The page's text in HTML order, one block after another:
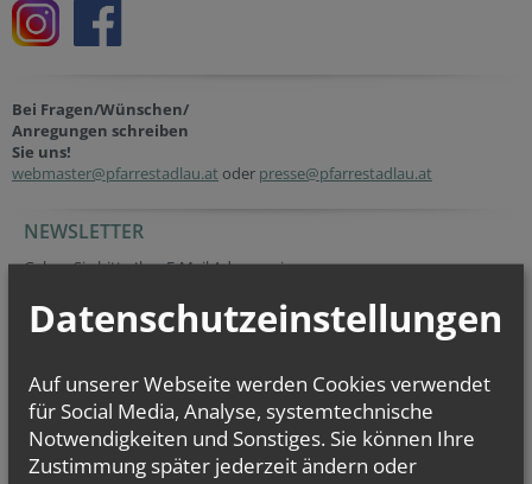
Bei Fragen/Wünschen/
Anregungen schreiben
Sie uns!
webmaster@pfarrestadlau.at oder presse@pfarrestadlau.at
Secondary phone
Fax
Homepage
URL
Session ID
Fax
Session ID
NEWSLETTER
Geben Sie bitte Ihre E-Mail Adresse ein
Ich habe die Informationen zum Datenschutz gelesen.
Datenschutzeinstellungen
Auf unserer Webseite werden Cookies verwendet
für Social Media, Analyse, systemtechnische
Notwendigkeiten und Sonstiges. Sie können Ihre
Zustimmung später jederzeit ändern oder